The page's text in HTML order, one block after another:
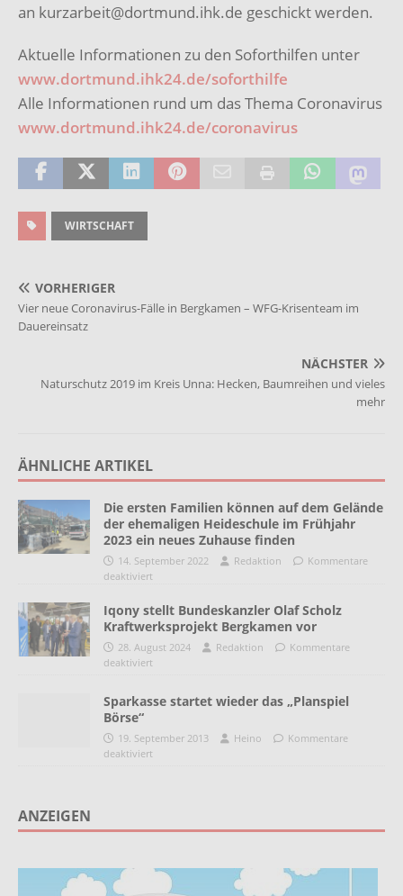
an kurzarbeit@dortmund.ihk.de geschickt werden.
Aktuelle Informationen zu den Soforthilfen unter
www.dortmund.ihk24.de/soforthilfe
Alle Informationen rund um das Thema Coronavirus
www.dortmund.ihk24.de/coronavirus
WIRTSCHAFT
VORHERIGER
Vier neue Coronavirus-Fälle in Bergkamen – WFG-Krisenteam im
Dauereinsatz
NÄCHSTER
Naturschutz 2019 im Kreis Unna: Hecken, Baumreihen und vieles
mehr
ÄHNLICHE ARTIKEL
Die ersten Familien können auf dem Gelände
der ehemaligen Heideschule im Frühjahr
2023 ein neues Zuhause finden
14. September 2022 Redaktion
Kommentare
deaktiviert
Iqony stellt Bundeskanzler Olaf Scholz
Kraftwerksprojekt Bergkamen vor
28. August 2024 Redaktion
Kommentare
deaktiviert
Sparkasse startet wieder das „Planspiel
Börse“
19. September 2013 Heino
Kommentare
deaktiviert
ANZEIGEN